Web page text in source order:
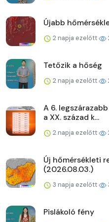
Újabb
2 napja ezelőtt
Tetőzik a hőség
2 napja ezelőtt
A 6.
a XX. század k...
2 napja ezelőtt
Új hőmérsékleti
(2026.08.03.)
3 napja ezelőtt
Pislákoló fény